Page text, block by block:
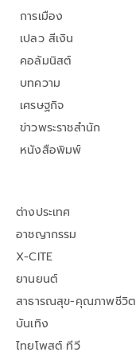
การเมือง
เปลว สีเงิน
คอลัมนิสต์
บทความ
เศรษฐกิจ
ข่าวพระราชสำนัก
หนังสือพิมพ์
ต่างประเทศ
อาชญากรรม
X-CITE
ยานยนต์
สาธารณสุข-คุณภาพชีวิต
บันเทิง
ไทยโพสต์ ทีวี